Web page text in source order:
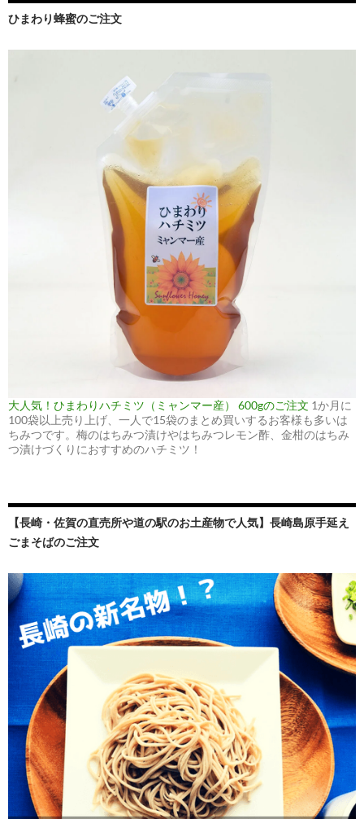
ひまわり蜂蜜のご注文
大人気！ひまわりハチミツ（ミャンマー産） 600gのご注文 1か月に
100袋以上売り上げ、一人で15袋のまとめ買いするお客様も多いは
ちみつです。梅のはちみつ漬けやはちみつレモン酢、金柑のはちみ
つ漬けづくりにおすすめのハチミツ！
【長崎・佐賀の直売所や道の駅のお土産物で人気】長崎島原手延え
ごまそばのご注文